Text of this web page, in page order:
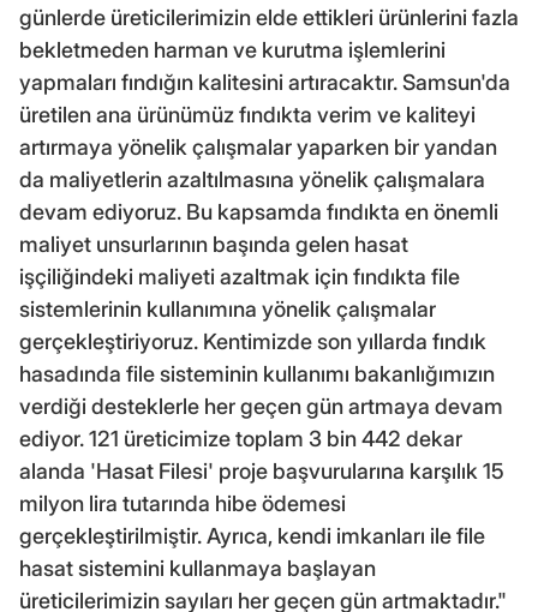
günlerde üreticilerimizin elde ettikleri ürünlerini fazla
bekletmeden harman ve kurutma işlemlerini
yapmaları fındığın kalitesini artıracaktır. Samsun'da
üretilen ana ürünümüz fındıkta verim ve kaliteyi
artırmaya yönelik çalışmalar yaparken bir yandan
da maliyetlerin azaltılmasına yönelik çalışmalara
devam ediyoruz. Bu kapsamda fındıkta en önemli
maliyet unsurlarının başında gelen hasat
işçiliğindeki maliyeti azaltmak için fındıkta file
sistemlerinin kullanımına yönelik çalışmalar
gerçekleştiriyoruz. Kentimizde son yıllarda fındık
hasadında file sisteminin kullanımı bakanlığımızın
verdiği desteklerle her geçen gün artmaya devam
ediyor. 121 üreticimize toplam 3 bin 442 dekar
alanda 'Hasat Filesi' proje başvurularına karşılık 15
milyon lira tutarında hibe ödemesi
gerçekleştirilmiştir. Ayrıca, kendi imkanları ile file
hasat sistemini kullanmaya başlayan
üreticilerimizin sayıları her geçen gün artmaktadır."